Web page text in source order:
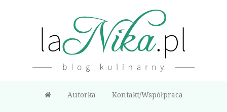
Autorka Kontakt/Współpraca